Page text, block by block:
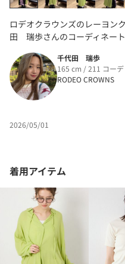
ロデオクラウンズのレーヨン
田 瑞歩さんのコーディネート
千代田 瑞歩
165 cm / 211 コーデ
RODEO CROWNS
2026/05/01
着用アイテム